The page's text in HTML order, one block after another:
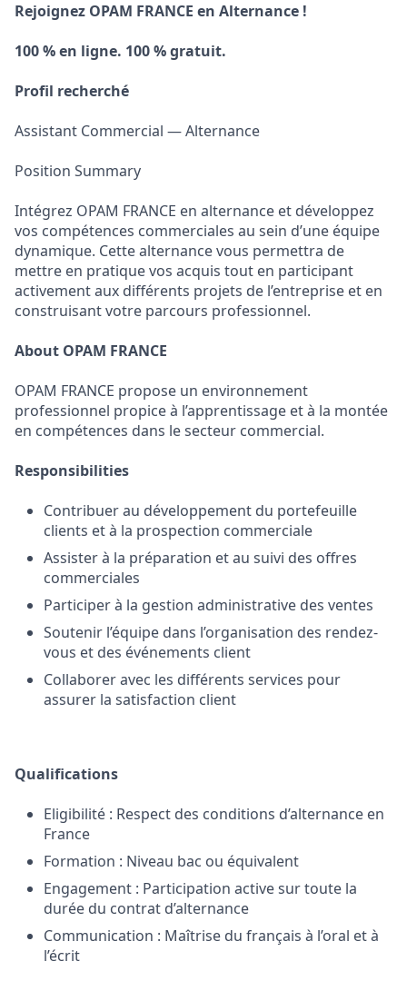
Rejoignez OPAM FRANCE en Alternance !
100 % en ligne. 100 % gratuit.
Profil recherché
Assistant Commercial — Alternance
Position Summary
Intégrez OPAM FRANCE en alternance et développez
vos compétences commerciales au sein d’une équipe
dynamique. Cette alternance vous permettra de
mettre en pratique vos acquis tout en participant
activement aux différents projets de l’entreprise et en
construisant votre parcours professionnel.
About OPAM FRANCE
OPAM FRANCE propose un environnement
professionnel propice à l’apprentissage et à la montée
en compétences dans le secteur commercial.
Responsibilities
Contribuer au développement du portefeuille
clients et à la prospection commerciale
Assister à la préparation et au suivi des offres
commerciales
Participer à la gestion administrative des ventes
Soutenir l’équipe dans l’organisation des rendez-
vous et des événements client
Collaborer avec les différents services pour
assurer la satisfaction client
Qualifications
Eligibilité : Respect des conditions d’alternance en
France
Formation : Niveau bac ou équivalent
Engagement : Participation active sur toute la
durée du contrat d’alternance
Communication : Maîtrise du français à l’oral et à
l’écrit